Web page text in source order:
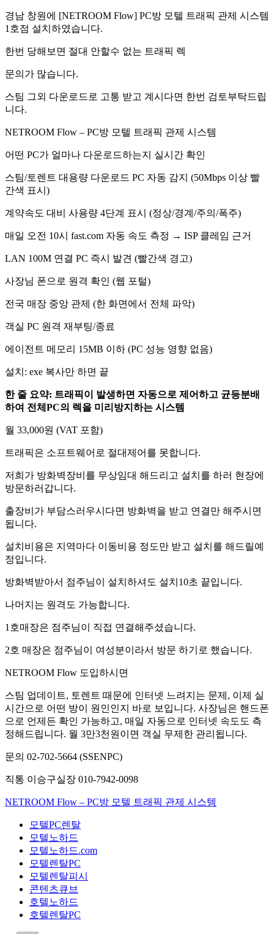
경남 창원에 [NETROOM Flow] PC방 모텔 트래픽 관제 시스템
1호점 설치하였습니다.
한번 당해보면 절대 안할수 없는 트래픽 렉
문의가 많습니다.
스팀 그외 다운로드로 고통 받고 계시다면 한번 검토부탁드립
니다.
NETROOM Flow – PC방 모텔 트래픽 관제 시스템
어떤 PC가 얼마나 다운로드하는지 실시간 확인
스팀/토렌트 대용량 다운로드 PC 자동 감지 (50Mbps 이상 빨
간색 표시)
계약속도 대비 사용량 4단계 표시 (정상/경계/주의/폭주)
매일 오전 10시 fast.com 자동 속도 측정 → ISP 클레임 근거
LAN 100M 연결 PC 즉시 발견 (빨간색 경고)
사장님 폰으로 원격 확인 (웹 포털)
전국 매장 중앙 관제 (한 화면에서 전체 파악)
객실 PC 원격 재부팅/종료
에이전트 메모리 15MB 이하 (PC 성능 영향 없음)
설치: exe 복사만 하면 끝
한 줄 요약: 트래픽이 발생하면 자동으로 제어하고 균등분배
하여 전체PC의 렉을 미리방지하는 시스템
월 33,000원 (VAT 포함)
트래픽은 소프트웨어로 절대제어를 못합니다.
저희가 방화벽장비를 무상임대 해드리고 설치를 하러 현장에
방문하러갑니다.
출장비가 부담스러우시다면 방화벽을 받고 연결만 해주시면
됩니다.
설치비용은 지역마다 이동비용 정도만 받고 설치를 해드릴예
정입니다.
방화벽받아서 점주님이 설치하셔도 설치10초 끝입니다.
나머지는 원격도 가능합니다.
1호매장은 점주님이 직접 연결해주셨습니다.
2호 매장은 점주님이 여성분이라서 방문 하기로 했습니다.
NETROOM Flow 도입하시면
스팀 업데이트, 토렌트 때문에 인터넷 느려지는 문제, 이제 실
시간으로 어떤 방이 원인인지 바로 보입니다. 사장님은 핸드폰
으로 언제든 확인 가능하고, 매일 자동으로 인터넷 속도도 측
정해드립니다. 월 3만3천원이면 객실 무제한 관리됩니다.
문의 02-702-5664 (SSENPC)
직통 이승구실장 010-7942-0098
NETROOM Flow – PC방 모텔 트래픽 관제 시스템
모텔PC렌탈
모텔노하드
모텔노하드.com
모텔렌탈PC
모텔렌탈피시
콘텐츠큐브
호텔노하드
호텔렌탈PC